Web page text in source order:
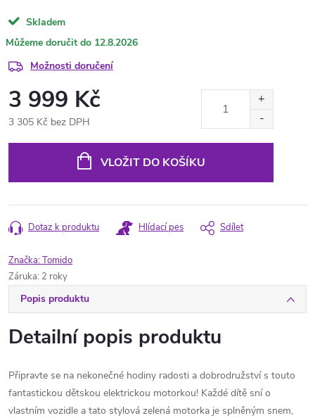
Skladem
12.8.2026
Možnosti doručení
3 999 Kč
3 305 Kč bez DPH
VLOŽIT DO KOŠÍKU
Dotaz k produktu Hlídací pes Sdílet
Značka:Tomido
Záruka: 2 roky
Popis produktu
Detailní popis produktu
Připravte se na nekonečné hodiny radosti a dobrodružství s touto
fantastickou dětskou elektrickou motorkou! Každé dítě sní o
vlastním vozidle a tato stylová zelená motorka je splněným snem,